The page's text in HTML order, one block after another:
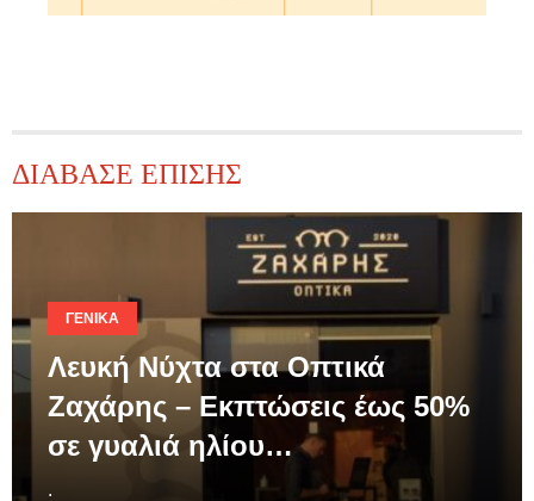
ΔΙΑΒΑΣΕ ΕΠΙΣΗΣ
ΓΕΝΙΚΆ
Λευκή Νύχτα στα Οπτικά
Ζαχάρης – Εκπτώσεις έως 50%
σε γυαλιά ηλίου…
.